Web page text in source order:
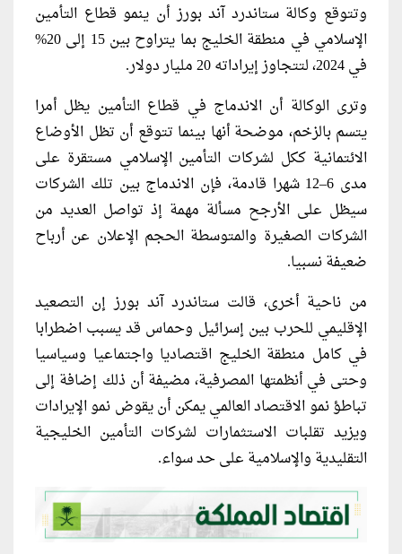
وتتوقع وكالة ستاندرد آند بورز أن ينمو قطاع التأمين
الإسلامي في منطقة الخليج بما يتراوح بين 15 إلى 20%
في 2024، لتتجاوز إيراداته 20 مليار دولار.
وترى الوكالة أن الاندماج في قطاع التأمين يظل أمرا
يتسم بالزخم، موضحة أنها بينما تتوقع أن تظل الأوضاع
الائتمانية ككل لشركات التأمين الإسلامي مستقرة على
مدى 6–12 شهرا قادمة، فإن الاندماج بين تلك الشركات
سيظل على الأرجح مسألة مهمة إذ تواصل العديد من
الشركات الصغيرة والمتوسطة الحجم الإعلان عن أرباح
ضعيفة نسبيا.
من ناحية أخرى، قالت ستاندرد آند بورز إن التصعيد
الإقليمي للحرب بين إسرائيل وحماس قد يسبب اضطرابا
في كامل منطقة الخليج اقتصاديا واجتماعيا وسياسيا
وحتى في أنظمتها المصرفية، مضيفة أن ذلك إضافة إلى
تباطؤ نمو الاقتصاد العالمي يمكن أن يقوض نمو الإيرادات
ويزيد تقلبات الاستثمارات لشركات التأمين الخليجية
التقليدية والإسلامية على حد سواء.